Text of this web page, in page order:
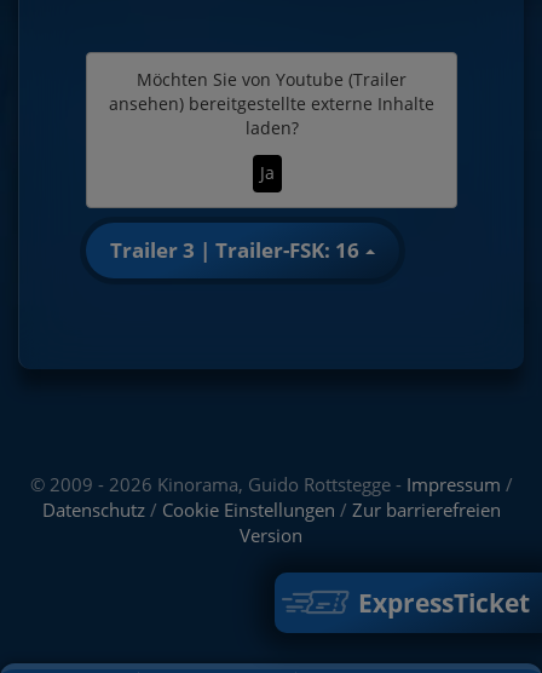
ExpressTicket
Möchten Sie von Youtube (Trailer
ansehen) bereitgestellte externe Inhalte
laden?
Ja
Trailer 3 | Trailer-FSK: 16
© 2009 - 2026 Kinorama, Guido Rottstegge - Impressum /
Datenschutz/ Cookie Einstellungen / Zur barrierefreien
Version